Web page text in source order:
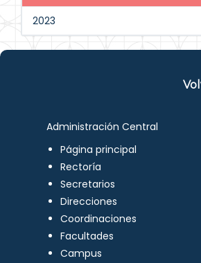
2023
Administración Central
Página principal
Rectoría
Secretarios
Direcciones
Coordinaciones
Facultades
Campus